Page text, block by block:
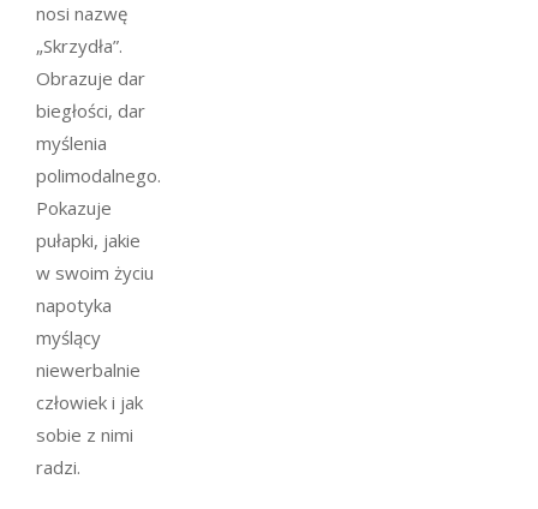
nosi nazwę
„Skrzydła”.
Obrazuje dar
biegłości, dar
myślenia
polimodalnego.
Pokazuje
pułapki, jakie
w swoim życiu
napotyka
myślący
niewerbalnie
człowiek i jak
sobie z nimi
radzi.